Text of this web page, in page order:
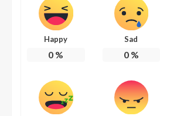
Happy
0 %
Sad
0%